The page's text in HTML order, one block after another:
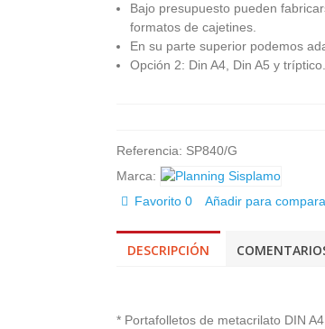
Bajo presupuesto pueden
formatos de cajetines.
En su parte superior podemos
Opción 2: Din A4, Din A5 y tríptico.
Referencia: SP840/G
Marca:
Favorito 0 Añadir para
DESCRIPCIÓN
* Portafolletos de metacrilato DIN